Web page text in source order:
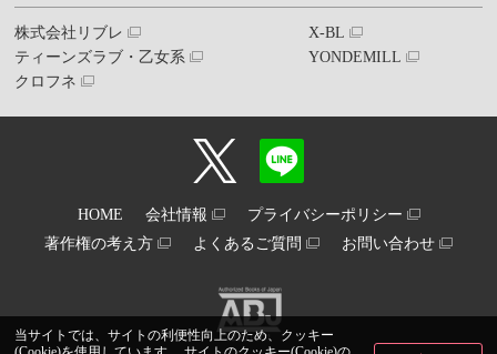
当サイトでは、サイトの利便性向上のため、クッキー
株式会社リブレ
ティーンズラブ・乙女系
クロフネ
X-BL
YONDEMILL
HOME 会社情報
プライバシーポリシー
著作権の考え方
よくあるご質問 お問い合わせ